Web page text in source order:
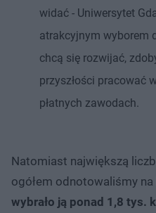
widać - Uniwersytet
atrakcyjnym wyborem
chcą się rozwijać,
przyszłości pracować
płatnych zawodach.
Natomiast największą
ogółem odnotowaliśmy na
wybrało ją ponad 1,8 tys.